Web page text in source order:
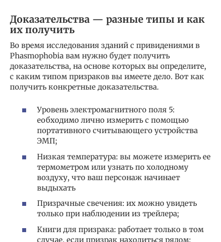
Доказательства — разные типы и как
их получить
Во время исследования зданий с привидениями в
Phasmophobia вам нужно будет получить
доказательства, на основе которых вы определите,
с каким типом призраков вы имеете дело. Вот как
получить конкретные доказательства.
Уровень электромагнитного поля 5:
еобходимо лично измерить с помощью
портативного считывающего устройства
ЭМП;
Низкая температура: вы можете измерить ее
термометром или узнать по холодному
воздуху, что ваш персонаж начинает
выдыхать
Призрачные свечения: их можно увидеть
только при наблюдении из трейлера;
Книги для призрака: работает только в том
случае, если призрак находиться рядом;